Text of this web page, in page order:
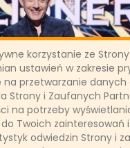
korzystanie ze
ustawień w zakresie
na przetwarzanie
Strony i Zaufanych
na potrzeby
Twoich zainteresowań
odwiedzin Strony i
wczoraj rozpoczął
oraz